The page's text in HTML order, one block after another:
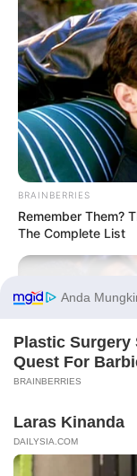
BRAINBERRIES
Remember Them?
The Complete List
Before You Go